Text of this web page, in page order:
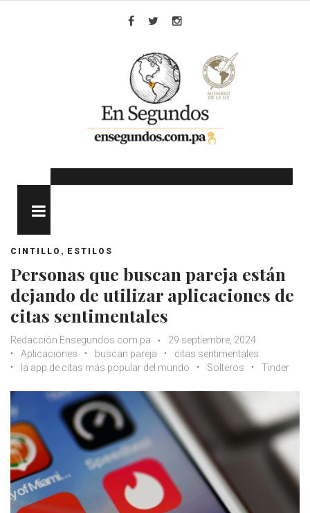
CINTILLO , ESTILOS
Personas que buscan pareja están
dejando de utilizar aplicaciones de
citas sentimentales
Redacción Ensegundos.com.pa
29 septiembre, 2024
Aplicaciones
buscan pareja
citas sentimentales
la app de citas más popular del mundo
Solteros Tinder